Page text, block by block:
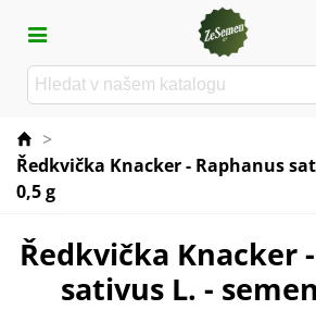
>
Ředkvička Knacker - Raphanus
0,5 g
Ředkvička Knacker
sativus L. -